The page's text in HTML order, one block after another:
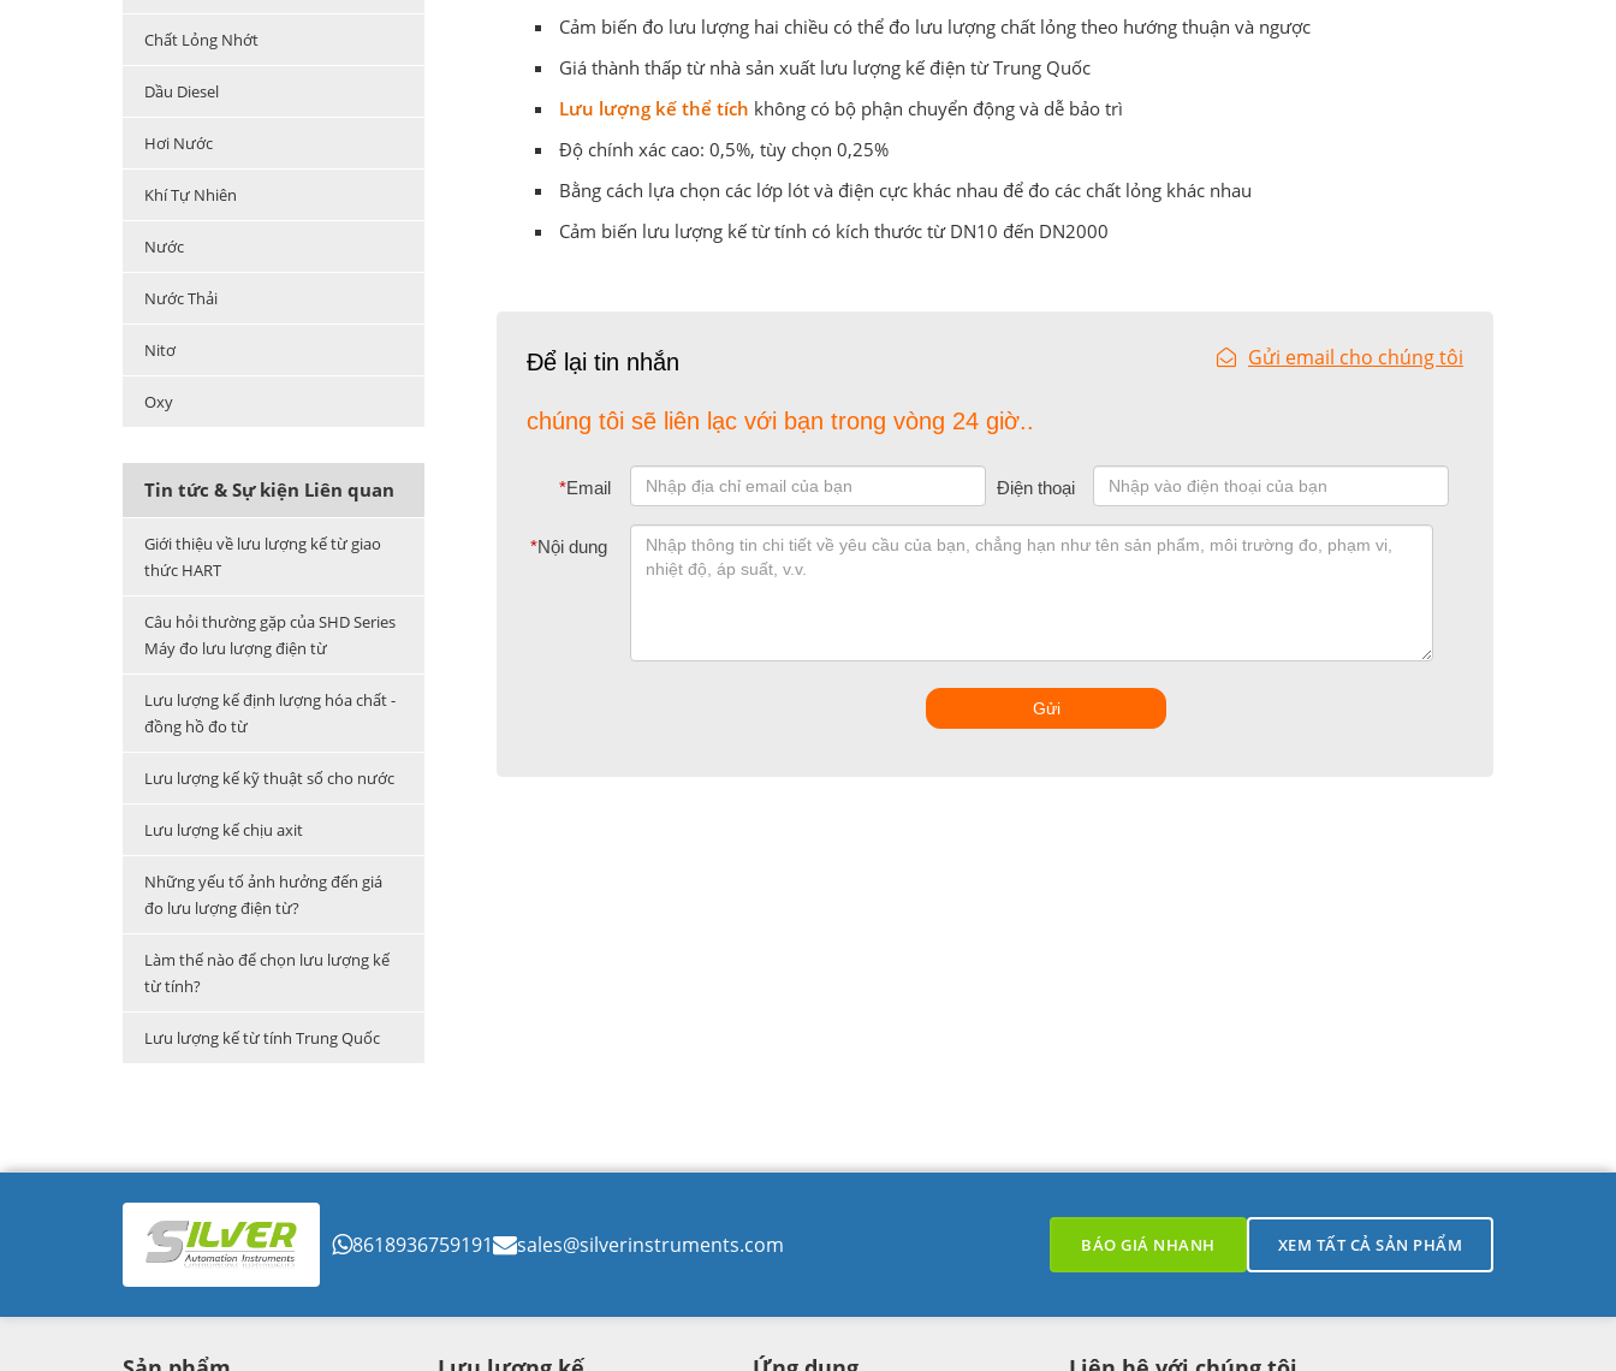
Chất Lỏng Nhớt
Dầu Diesel
Hơi Nước
Khí Tự Nhiên
Nước
Nước Thải
Nitơ
Oxy
Tin tức & Sự kiện Liên quan
Giới thiệu về lưu lượng kế từ giao
thức HART
Câu hỏi thường gặp của SHD Series
Máy đo lưu lượng điện từ
Lưu lượng kế định lượng hóa chất -
đồng hồ đo từ
Lưu lượng kế kỹ thuật số cho nước
Lưu lượng kế chịu axit
Những yếu tố ảnh hưởng đến giá
đo lưu lượng điện từ?
Làm thế nào để chọn lưu lượng kế
từ tính?
Lưu lượng kế từ tính Trung Quốc
Cảm biến đo lưu lượng hai chiều có thể đo lưu lượng chất lỏng theo hướng thuận và ngược
Giá thành thấp từ nhà sản xuất lưu lượng kế điện từ Trung Quốc
Lưu lượng kế thể tích không có bộ phận chuyển động và dễ bảo trì
Độ chính xác cao: 0,5%, tùy chọn 0,25%
Bằng cách lựa chọn các lớp lót và điện cực khác nhau để đo các chất lỏng khác nhau
Cảm biến lưu lượng kế từ tính có kích thước từ DN10 đến DN2000
Để lại tin nhắn Gửi email cho chúng tôi
chúng tôi sẽ liên lạc với bạn trong vòng 24 giờ..
*Email Điện thoại
*Nội dung
Gửi
8618936759191 sales@silverinstruments.com BÁO GIÁ NHANH XEM TẤT CẢ SẢN PHẨM